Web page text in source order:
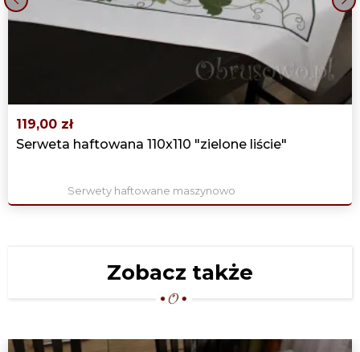
119,00 zł
Serweta haftowana 110x110 "zielone liście"
Serwety haftowane maszynowo
‹ ›
Zobacz także